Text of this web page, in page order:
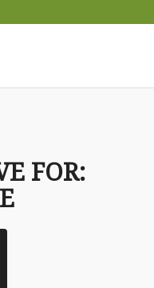
FOR: